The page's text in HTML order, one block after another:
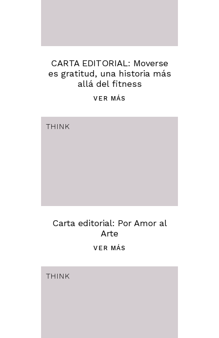
CARTA EDITORIAL: Moverse
es gratitud, una historia más
allá del fitness
VER MÁS
THINK
Carta editorial: Por Amor al
Arte
VER MÁS
THINK